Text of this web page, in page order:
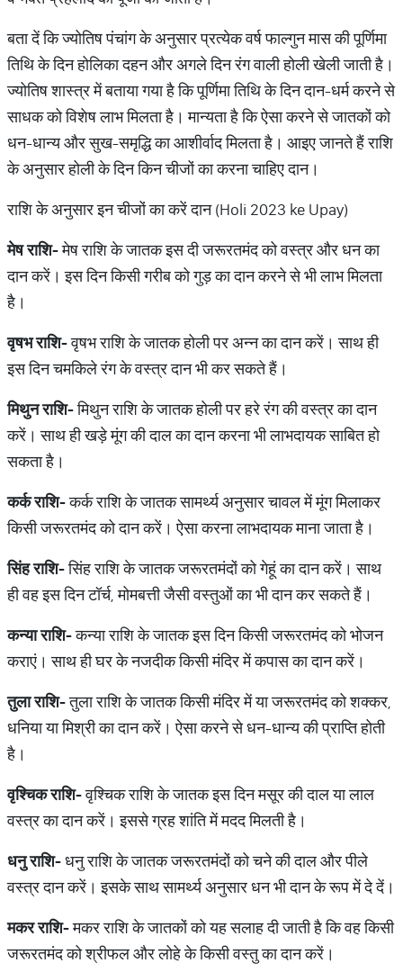
बता दें कि ज्योतिष पंचांग के अनुसार प्रत्येक वर्ष फाल्गुन मास की पूर्णिमा
तिथि के दिन होलिका दहन और अगले दिन रंग वाली होली खेली जाती है।
ज्योतिष शास्त्र में बताया गया है कि पूर्णिमा तिथि के दिन दान-धर्म करने से
साधक को विशेष लाभ मिलता है। मान्यता है कि ऐसा करने से जातकों को
धन-धान्य और सुख-समृद्धि का आशीर्वाद मिलता है। आइए जानते हैं राशि
के अनुसार होली के दिन किन चीजों का करना चाहिए दान।
राशि के अनुसार इन चीजों का करें दान (Holi 2023 ke Upay)
मेषराशि-मेष राशि के जातक इस दी जरूरतमंद को वस्त्र और धन का
दान करें। इस दिन किसी गरीब को गुड़ का दान करने से भी लाभ मिलता
है।
वृषभराशि-वृषभ राशि के जातक होली पर अन्न का दान करें। साथ ही
इस दिन चमकिले रंग के वस्त्र दान भी कर सकते हैं।
मिथुनराशि-मिथुन राशि के जातक होली पर हरे रंग की वस्त्र का दान
करें। साथ ही खड़े मूंग की दाल का दान करना भी लाभदायक साबित हो
सकता है।
कर्कराशि-कर्क राशि के जातक सामर्थ्य अनुसार चावल में मूंग मिलाकर
किसी जरूरतमंद को दान करें। ऐसा करना लाभदायक माना जाता है।
सिंहराशि-सिंह राशि के जातक जरूरतमंदों को गेहूं का दान करें। साथ
ही वह इस दिन टॉर्च, मोमबत्ती जैसी वस्तुओं का भी दान कर सकते हैं।
कन्याराशि-कन्या राशि के जातक इस दिन किसी जरूरतमंद को भोजन
कराएं। साथ ही घर के नजदीक किसी मंदिर में कपास का दान करें।
तुलाराशि-तुला राशि के जातक किसी मंदिर में या जरूरतमंद को शक्कर,
धनिया या मिश्री का दान करें। ऐसा करने से धन-धान्य की प्राप्ति होती
है।
वृश्चिकराशि-वृश्चिक राशि के जातक इस दिन मसूर की दाल या लाल
वस्त्र का दान करें। इससे ग्रह शांति में मदद मिलती है।
धनुराशि-धनु राशि के जातक जरूरतमंदों को चने की दाल और पीले
वस्त्र दान करें। इसके साथ सामर्थ्य अनुसार धन भी दान के रूप में दे दें।
मकरराशि-मकर राशि के जातकों को यह सलाह दी जाती है कि वह किसी
जरूरतमंद को श्रीफल और लोहे के किसी वस्तु का दान करें।